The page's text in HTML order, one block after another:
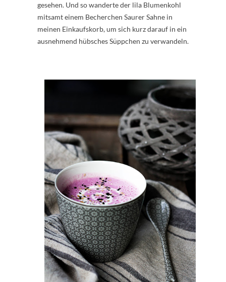
gesehen. Und so wanderte der lila Blumenkohl
mitsamt einem Becherchen Saurer Sahne in
meinen Einkaufskorb, um sich kurz darauf in ein
ausnehmend hübsches Süppchen zu verwandeln.